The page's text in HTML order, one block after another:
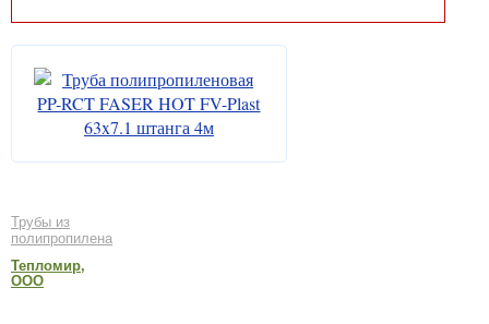
Трубы из
полипропилена
Тепломир,
ООО